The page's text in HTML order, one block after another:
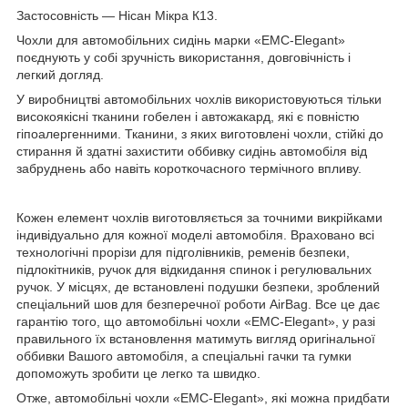
Застосовність — Нісан Мікра К13.
Чохли для автомобільних сидінь марки «EMC-Elegant»
поєднують у собі зручність використання, довговічність і
легкий догляд.
У виробництві автомобільних чохлів використовуються тільки
високоякісні тканини гобелен і автожакард, які є повністю
гіпоалергенними. Тканини, з яких виготовлені чохли, стійкі до
стирання й здатні захистити оббивку сидінь автомобіля від
забруднень або навіть короткочасного термічного впливу.
Кожен елемент чохлів виготовляється за точними викрійками
індивідуально для кожної моделі автомобіля. Враховано всі
технологічні прорізи для підголівників, ременів безпеки,
підлокітників, ручок для відкидання спинок і регулювальних
ручок. У місцях, де встановлені подушки безпеки, зроблений
спеціальний шов для безперечної роботи AirBag. Все це дає
гарантію того, що автомобільні чохли «EMC-Elegant», у разі
правильного їх встановлення матимуть вигляд оригінальної
оббивки Вашого автомобіля, а спеціальні гачки та гумки
допоможуть зробити це легко та швидко.
Отже, автомобільні чохли «EMC-Elegant», які можна придбати